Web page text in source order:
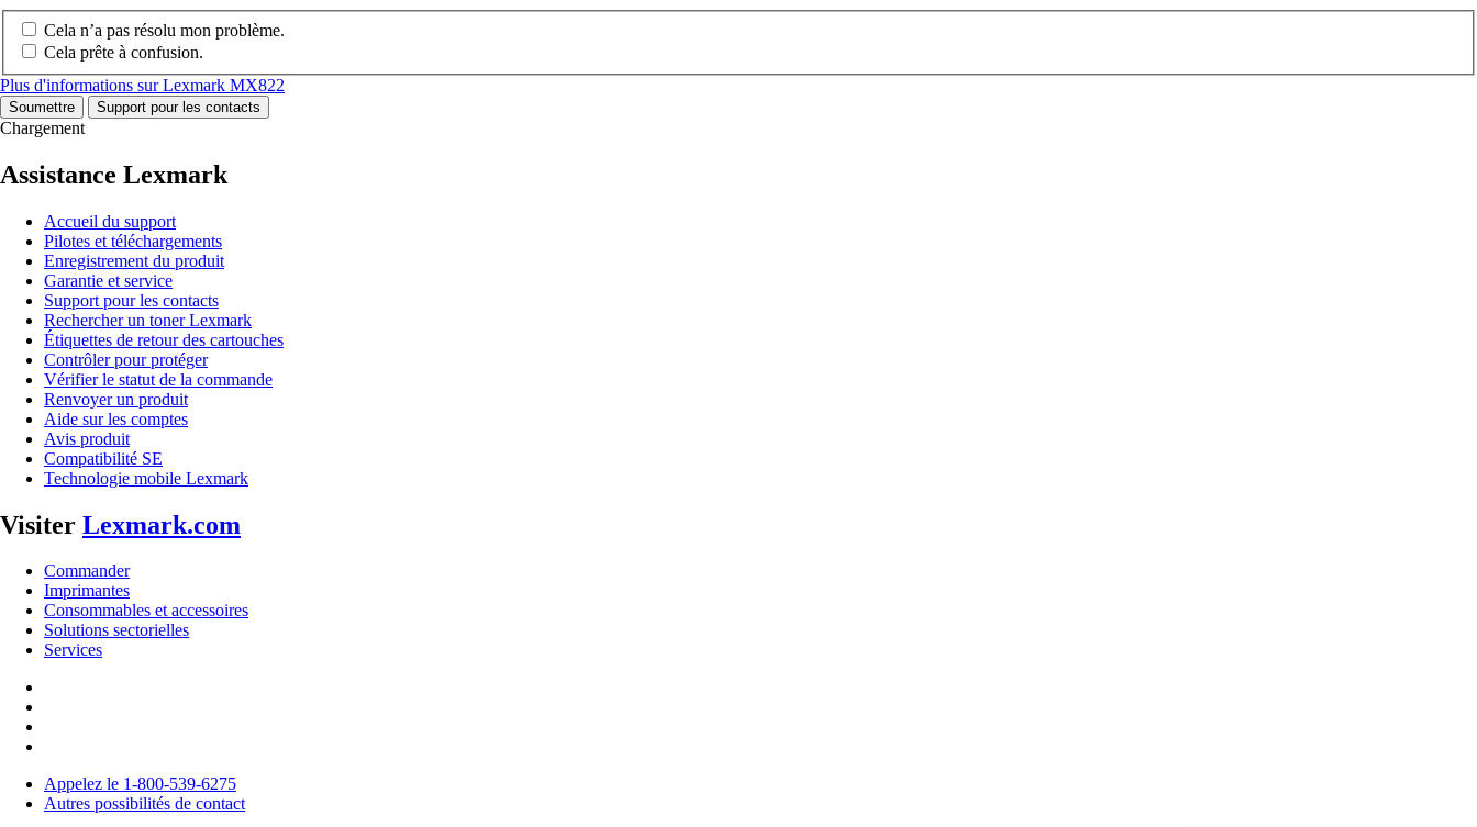
Cela n’a pas résolu mon problème.
Cela prête à confusion.
Plus d'informations sur Lexmark MX822
Soumettre Support pour les contacts
Chargement
Assistance Lexmark
Accueil du support
Pilotes et téléchargements
Enregistrement du produit
Garantie et service
Support pour les contacts
Rechercher un toner Lexmark
Étiquettes de retour des cartouches
Contrôler pour protéger
Vérifier le statut de la commande
Renvoyer un produit
Aide sur les comptes
Avis produit
Compatibilité SE
Technologie mobile Lexmark
Visiter Lexmark.com
Commander
Imprimantes
Consommables et accessoires
Solutions sectorielles
Services
Appelez le 1-800-539-6275
Autres possibilités de contact